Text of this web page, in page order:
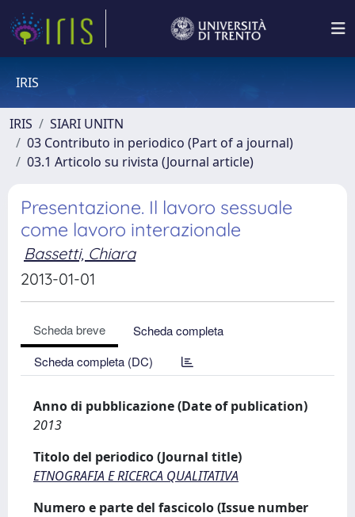
IRIS
IRIS
SIARI UNITN
03 Contributo in periodico (Part of a journal)
03.1 Articolo su rivista (Journal article)
Presentazione. Il lavoro sessuale
come lavoro interazionale
Bassetti, Chiara
2013-01-01
Scheda breve
Scheda completa
Scheda completa (DC)
Anno di pubblicazione (Date of publication)
2013
Titolo del periodico (Journal title)
ETNOGRAFIA E RICERCA QUALITATIVA
Numero e parte del fascicolo (Issue number